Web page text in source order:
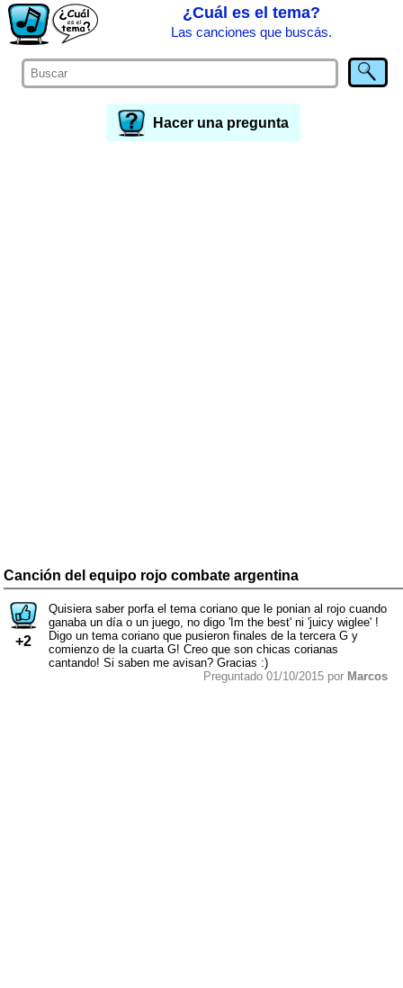
¿Cuál es el tema?
Las canciones que buscás.
Hacer una pregunta
Canción del equipo rojo combate argentina
+2
Quisiera saber porfa el tema coriano que le ponian al rojo cuando
ganaba un día o un juego, no digo 'Im the best' ni 'juicy wiglee' !
Digo un tema coriano que pusieron finales de la tercera G y
comienzo de la cuarta G! Creo que son chicas corianas
cantando! Si saben me avisan? Gracias :)
Preguntado 01/10/2015 por Marcos